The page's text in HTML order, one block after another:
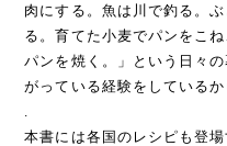
肉にする。魚は川で釣る。
る。育てた小麦でパンをこ
パンを焼く。」という日々
がっている経験をしているか
本書には各国のレシピも登